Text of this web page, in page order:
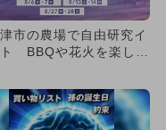
市の農場で自由研究イ
BBQや花火を楽しめ